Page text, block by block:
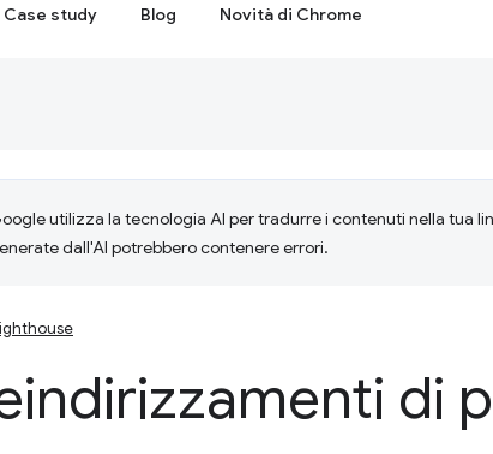
Case study Blog Novità di Chrome
utilizza la tecnologia AI per tradurre i contenuti nella tua
dall'AI potrebbero contenere errori.
di